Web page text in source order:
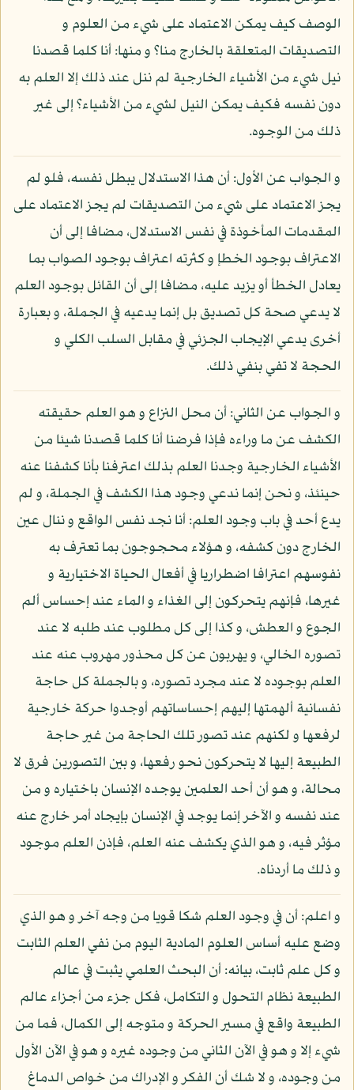
الوصف كيف يمكن الاعتماد على شيء من العلوم و
التصديقات المتعلقة بالخارج منا؟ و منها: أنا كلما قصدنا
نيل شيء من الأشياء الخارجية لم ننل عند ذلك إلا العلم به
دون نفسه فكيف يمكن النيل لشيء من الأشياء؟ إلى غير
ذلك من الوجوه.
و الجواب عن الأول: أن هذا الاستدلال يبطل نفسه، فلو لم
يجز الاعتماد على شيء من التصديقات لم يجز الاعتماد على
المقدمات المأخوذة في نفس الاستدلال، مضافا إلى أن
الاعتراف بوجود الخطإ و كثرته اعتراف بوجود الصواب بما
يعادل الخطأ أو يزيد عليه، مضافا إلى أن القائل بوجود العلم
لا يدعي صحة كل تصديق بل إنما يدعيه في الجملة، و بعبارة
أخرى يدعي الإيجاب الجزئي في مقابل السلب الكلي و
الحجة لا تفي بنفي ذلك.
و الجواب عن الثاني: أن محل النزاع و هو العلم حقيقته
الكشف عن ما وراءه فإذا فرضنا أنا كلما قصدنا شيئا من
الأشياء الخارجية وجدنا العلم بذلك اعترفنا بأنا كشفنا عنه
حينئذ، و نحن إنما ندعي وجود هذا الكشف في الجملة، و لم
يدع أحد في باب وجود العلم: أنا نجد نفس الواقع و ننال عين
الخارج دون كشفه، و هؤلاء محجوجون بما تعترف به
نفوسهم اعترافا اضطراريا في أفعال الحياة الاختيارية و
غيرها، فإنهم يتحركون إلى الغذاء و الماء عند إحساس ألم
الجوع و العطش، و كذا إلى كل مطلوب عند طلبه لا عند
تصوره الخالي، و يهربون عن كل محذور مهروب عنه عند
العلم بوجوده لا عند مجرد تصوره، و بالجملة كل حاجة
نفسانية ألهمتها إليهم إحساساتهم أوجدوا حركة خارجية
لرفعها و لكنهم عند تصور تلك الحاجة من غير حاجة
الطبيعة إليها لا يتحركون نحو رفعها، و بين التصورين فرق لا
محالة، و هو أن أحد العلمين يوجده الإنسان باختياره و من
عند نفسه و الآخر إنما يوجد في الإنسان بإيجاد أمر خارج عنه
مؤثر فيه، و هو الذي يكشف عنه العلم، فإذن العلم موجود
و ذلك ما أردناه.
و اعلم: أن في وجود العلم شكا قويا من وجه آخر و هو الذي
وضع عليه أساس العلوم المادية اليوم من نفي العلم الثابت
و كل علم ثابت، بيانه: أن البحث العلمي يثبت في عالم
الطبيعة نظام التحول و التكامل، فكل جزء من أجزاء عالم
الطبيعة واقع في مسير الحركة و متوجه إلى الكمال، فما من
شيء إلا و هو في الآن الثاني من وجوده غيره و هو في الآن الأول
من وجوده، و لا شك أن الفكر و الإدراك من خواص الدماغ